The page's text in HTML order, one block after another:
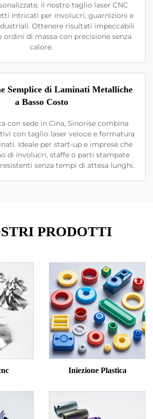
il nostro taglio laser CNC
intricati per involucri, guarnizioni e
Ottenere risultati impeccabili
di massa con precisione senza
calore.
Semplice di Laminati Metalliche
a Basso Costo
con sede in Cina, Sinorise combina
con taglio laser veloce e formatura
Ideale per start-up e imprese che
di involucri, staffe o parti stampate
senza tempi di attesa lunghi.
PRODOTTI
Iniezione Plastica